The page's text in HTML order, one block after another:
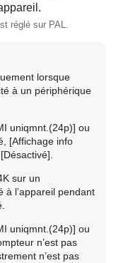
réglé sur PAL.
lorsque
à un périphérique
uniqmnt.(24p)] ou
[Affichage info
[Désactivé].
sur un
à l’appareil pendant
uniqmnt.(24p)] ou
n’est pas
n’est pas